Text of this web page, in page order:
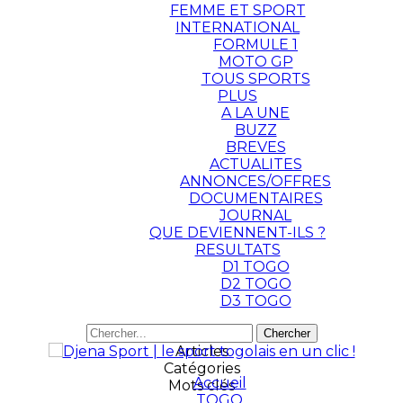
FEMME ET SPORT
INTERNATIONAL
FORMULE 1
MOTO GP
TOUS SPORTS
PLUS
A LA UNE
BUZZ
BREVES
ACTUALITES
ANNONCES/OFFRES
DOCUMENTAIRES
JOURNAL
QUE DEVIENNENT-ILS ?
RESULTATS
D1 TOGO
D2 TOGO
D3 TOGO
Articles
Catégories
Mots clés
Accueil